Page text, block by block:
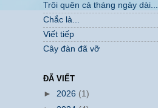
Trôi quên cả tháng ngày dài...
Chắc là...
Viết tiếp
Cây đàn đã vỡ
ĐÃ VIẾT
► 2026 (1)